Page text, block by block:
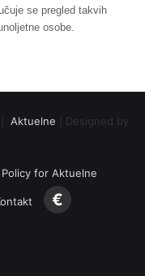
se pregled takvih
osobe.
Aktuelne | Designed by
Policy for Aktuelne
€